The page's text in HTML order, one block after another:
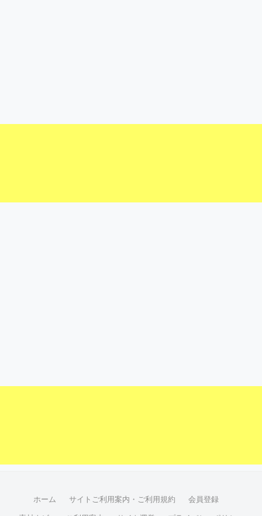
ホーム サイトご利用案内・ご利用規約 会員登録